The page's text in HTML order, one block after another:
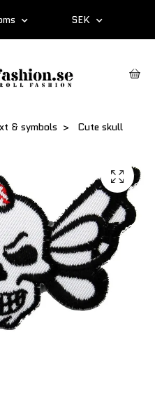
SEK
& symbols Cute skull